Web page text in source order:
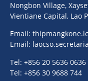
Nongbon Village,
Vientiane Capital, Lao
Email:
Email:
Tel: +856 20 5636 0636
Tel: +856 30 9688 744